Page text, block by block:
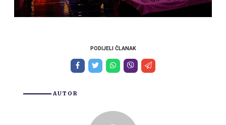
PODIJELI ČLANAK
AUTOR